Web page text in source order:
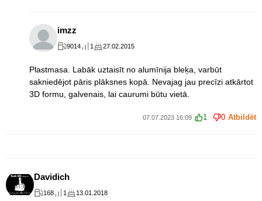
imzz
9014 1 27.02.2015
Plastmasa. Labāk uztaisīt no alumīnija bleķa, varbūt
sakniedējot pāris plāksnes kopā. Nevajag jau precīzi atkārtot
3D formu, galvenais, lai caurumi būtu vietā.
07.07.2023 16:09 1 0 Atbildēt
Davidich
168 1 13.01.2018